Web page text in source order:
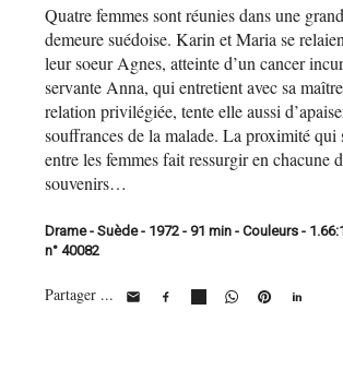
Quatre femmes sont réunies dans une
demeure suédoise. Karin et Maria se
leur soeur Agnes, atteinte d’un cancer
servante Anna, qui entretient avec sa
relation privilégiée, tente elle aussi
souffrances de la malade. La proximité qui
entre les femmes fait ressurgir en chacune
souvenirs…
Drame - Suède - 1972 - 91 min - Couleurs -
n° 40082
Partager ...